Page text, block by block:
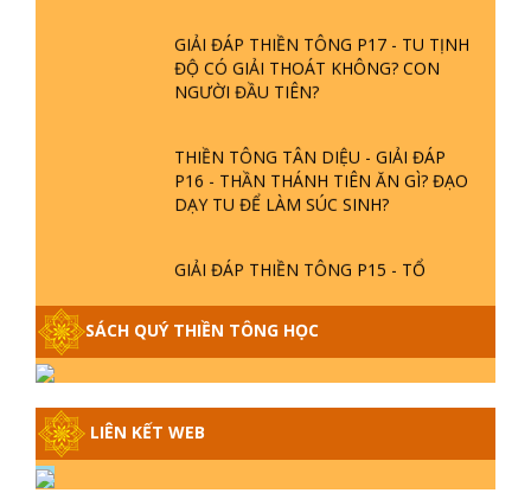
GIẢI ĐÁP THIỀN TÔNG P17 - TU TỊNH
ĐỘ CÓ GIẢI THOÁT KHÔNG? CON
NGƯỜI ĐẦU TIÊN?
THIỀN TÔNG TÂN DIỆU - GIẢI ĐÁP
P16 - THẦN THÁNH TIÊN ĂN GÌ? ĐẠO
DẠY TU ĐỂ LÀM SÚC SINH?
GIẢI ĐÁP THIỀN TÔNG P15 - TỔ
PHẬT KHI NÀO XUẤT BẢN
LỊCH - TẦNG BÌNH LƯU LỚN ĐẾN
SÁCH QUÝ THIỀN TÔNG HỌC
LIÊN KẾT WEB